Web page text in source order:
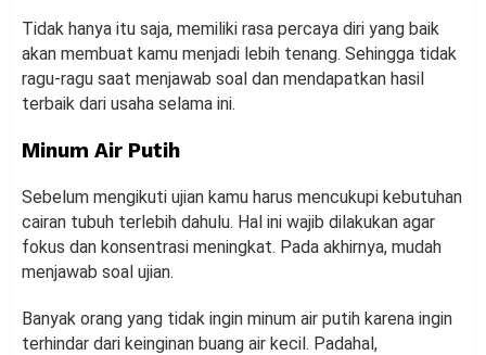
Tidak hanya itu saja, memiliki rasa percaya diri yang baik
akan membuat kamu menjadi lebih tenang. Sehingga tidak
ragu-ragu saat menjawab soal dan mendapatkan hasil
terbaik dari usaha selama ini.
Minum Air Putih
Sebelum mengikuti ujian kamu harus mencukupi kebutuhan
cairan tubuh terlebih dahulu. Hal ini wajib dilakukan agar
fokus dan konsentrasi meningkat. Pada akhirnya, mudah
menjawab soal ujian.
Banyak orang yang tidak ingin minum air putih karena ingin
terhindar dari keinginan buang air kecil. Padahal,